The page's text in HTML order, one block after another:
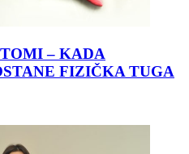
– KADA
FIZIČKA TUGA